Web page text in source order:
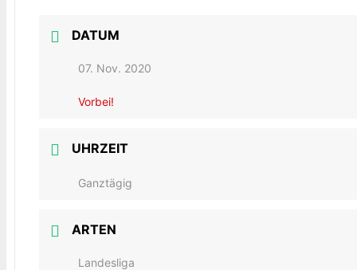
DATUM
07. Nov. 2020
Vorbei!
UHRZEIT
Ganztägig
ARTEN
Landesliga